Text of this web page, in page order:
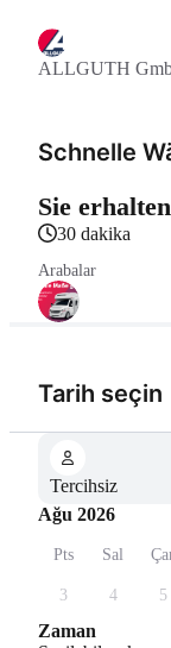
ALLGUTH
Schnelle
Sie
30 dakika
Arabalar
Tarih seçin
Tercihsiz
Ağu 2026
Pts Sal
3 4 5
Zaman